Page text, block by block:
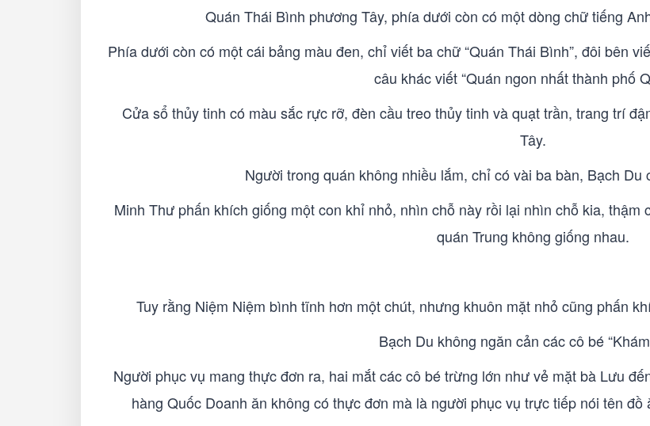
Quán Thái Bình phương Tây, phía dưới còn có một dòng chữ tiếng
Phía dưới còn có một cái bảng màu đen, chỉ viết ba chữ “Quán Thái Bình”, đôi bên
câu khác viết “Quán ngon nhất thành phố
Cửa sổ thủy tinh có màu sắc rực rỡ, đèn cầu treo thủy tinh và quạt trần, trang trí
Tây.
Người trong quán không nhiều lắm, chỉ có vài ba bàn, Bạch
Minh Thư phấn khích giống một con khỉ nhỏ, nhìn chỗ này rồi lại nhìn chỗ kia,
quán Trung không giống nhau.
Tuy rằng Niệm Niệm bình tĩnh hơn một chút, nhưng khuôn mặt nhỏ cũng phấn
Bạch Du không ngăn cản các cô bé
Người phục vụ mang thực đơn ra, hai mắt các cô bé trừng lớn như vẻ mặt bà Lưu
hàng Quốc Doanh ăn không có thực đơn mà là người phục vụ trực tiếp nói tên